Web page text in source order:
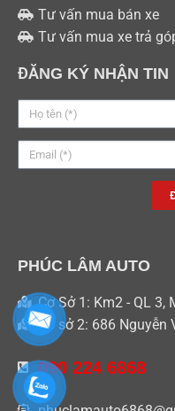
Tư vấn mua bán xe
Tư vấn mua xe trả
ĐĂNG KÝ NHẬN TIN
PHÚC LÂM AUTO
Cơ Sở 1: Km2 - QL 3,
Cơ sở 2: 686 Nguyễn
090 224 6868